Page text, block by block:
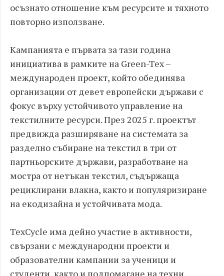
осъзнато отношение към ресурсите и тяхното
повторно използване.
Кампанията е първата за тази година
инициатива в рамките на Green-Tex –
международен проект, който обединява
организации от девет европейски държави с
фокус върху устойчивото управление на
текстилните ресурси. През 2025 г. проектът
предвижда разширяване на системата за
разделно събиране на текстил в три от
партньорските държави, разработване на
мостра от нетъкан текстил, съдържаща
рециклирани влакна, както и популяризиране
на екодизайна и устойчивата мода.
TexCycle има дейно участие в активности,
свързани с международни проекти и
образователни кампании за ученици и
студенти, както и подпомагане на техни